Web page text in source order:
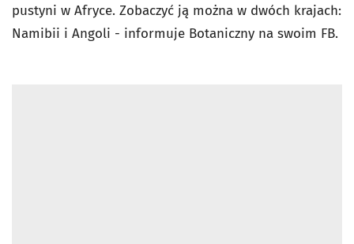
pustyni w Afryce. Zobaczyć ją można w dwóch krajach:
Namibii i Angoli - informuje Botaniczny na swoim FB.